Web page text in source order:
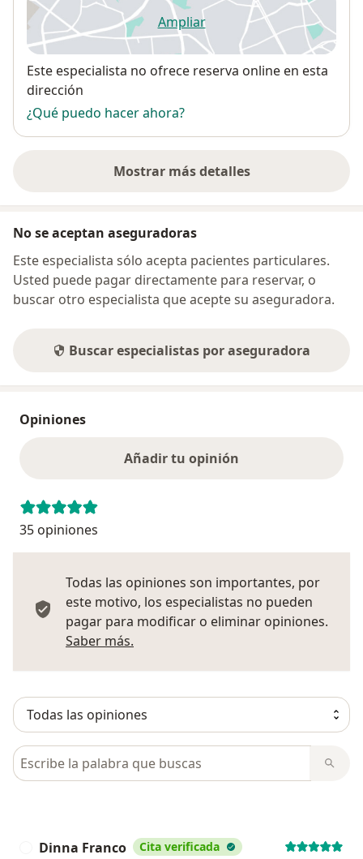
Ampliarse abre en una nueva
Disponibilidad
Este especialista no ofrece reserva online en esta
dirección
¿Qué puedo hacer ahora?
Mostrar más detalles
sobre la dirección
No se aceptan aseguradoras
Este especialista sólo acepta pacientes particulares.
Usted puede pagar directamente para reservar, o
buscar otro especialista que acepte su aseguradora.
Buscar especialistas por aseguradora
Opiniones
Añadir tu opinión
35 opiniones
Todas las opiniones son importantes, por
este motivo, los especialistas no pueden
pagar para modificar o eliminar opiniones.
Saber más.
Busca en opiniones
Dinna Franco Cita verificada